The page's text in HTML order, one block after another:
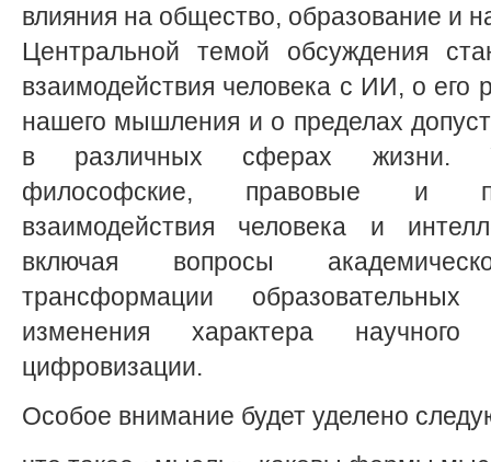
влияния на общество, образование и
Центральной темой обсуждения
взаимодействия человека с ИИ, о
нашего мышления и о пределах
в различных сферах жизни.
философские, правовые и
взаимодействия человека и
включая вопросы
трансформации
изменения характера
цифровизации.
Особое внимание будет уделено